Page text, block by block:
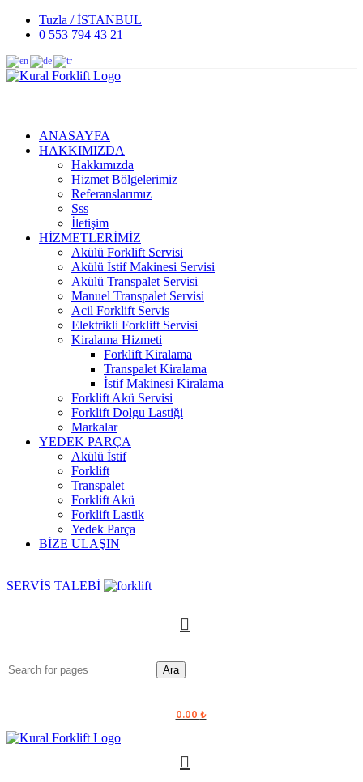
Tuzla / İSTANBUL
0 553 794 43 21
ANASAYFA
HAKKIMIZDA
Hakkımızda
Hizmet Bölgelerimiz
Referanslarımız
Sss
İletişim
HİZMETLERİMİZ
Akülü Forklift Servisi
Akülü İstif Makinesi Servisi
Akülü Transpalet Servisi
Manuel Transpalet Servisi
Acil Forklift Servis
Elektrikli Forklift Servisi
Kiralama Hizmeti
Forklift Kiralama
Transpalet Kiralama
İstif Makinesi Kiralama
Forklift Akü Servisi
Forklift Dolgu Lastiği
Markalar
YEDEK PARÇA
Akülü İstif
Forklift
Transpalet
Forklift Akü
Forklift Lastik
Yedek Parça
BİZE ULAŞIN
SERVİS TALEBİ
Ara
0.00₺